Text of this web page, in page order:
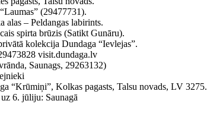
(29477731).
alas – Peldangas labirints.
spirta brūzis (Satikt Gunāru).
kolekcija Dundaga “Ievlejas”.
visit.dundaga.lv
Saunags, 29263132)
“Krūmiņi”, Kolkas pagasts, Talsu novads, LV 3275.
6. jūliju: Saunagā